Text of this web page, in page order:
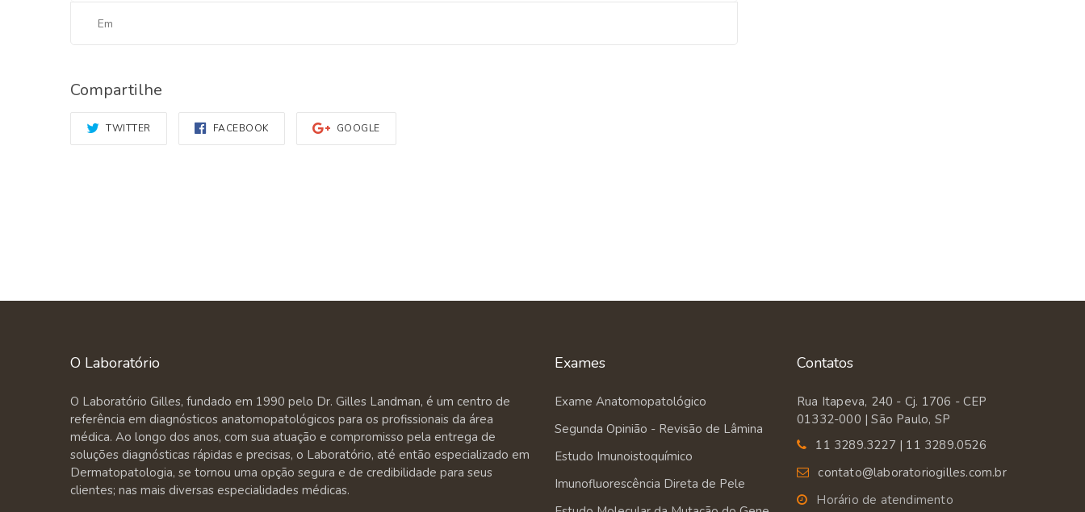
Em
Compartilhe
TWITTER FACEBOOK GOOGLE
O Laboratório
O Laboratório Gilles, fundado em 1990 pelo Dr. Gilles Landman, é um centro de
referência em diagnósticos anatomopatológicos para os profissionais da área
médica. Ao longo dos anos, com sua atuação e compromisso pela entrega de
soluções diagnósticas rápidas e precisas, o Laboratório, até então especializado em
Dermatopatologia, se tornou uma opção segura e de credibilidade para seus
clientes; nas mais diversas especialidades médicas.
Exames
Exame Anatomopatológico
Segunda Opinião - Revisão de Lâmina
Estudo Imunoistoquímico
Imunofluorescência Direta de Pele
Contatos
Rua Itapeva, 240 - Cj. 1706 - CEP
01332-000 | São Paulo, SP
11 3289.3227 | 11 3289.0526
contato@laboratoriogilles.com.br
Horário de atendimento